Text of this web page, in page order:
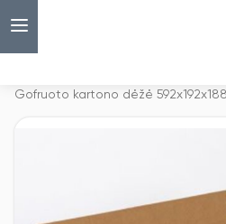
Gofruoto kartono dėžė